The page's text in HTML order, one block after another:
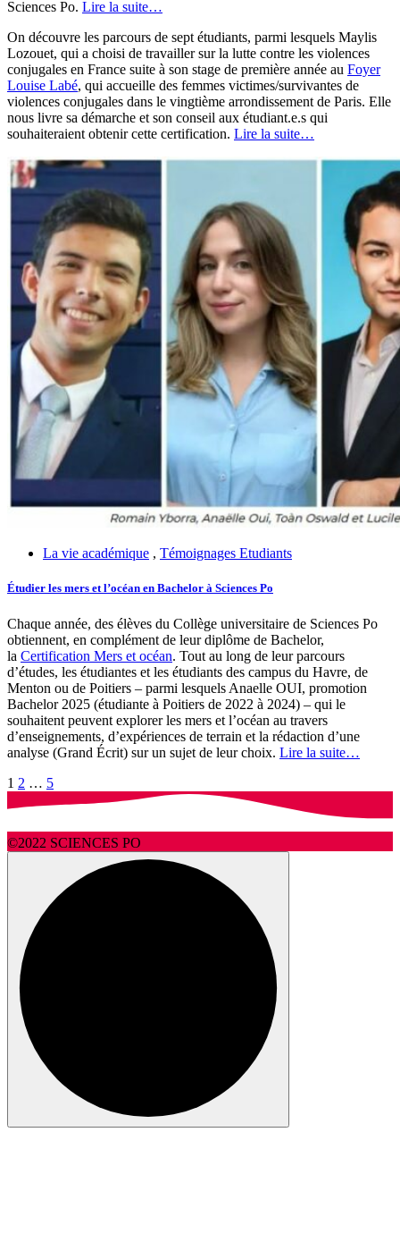
Sciences Po. Lire la suite…
On découvre les parcours de sept étudiants, parmi lesquels Maylis
Lozouet, qui a choisi de travailler sur la lutte contre les violences
conjugales en France suite à son stage de première année au Foyer
Louise Labé, qui accueille des femmes victimes/survivantes de
violences conjugales dans le vingtième arrondissement de Paris. Elle
nous livre sa démarche et son conseil aux étudiant.e.s qui
souhaiteraient obtenir cette certification. Lire la suite…
La vie académique , Témoignages Etudiants
Étudier les mers et l’océan en Bachelor à Sciences Po
Chaque année, des élèves du Collège universitaire de Sciences Po
obtiennent, en complément de leur diplôme de Bachelor,
la Certification Mers et océan. Tout au long de leur parcours
d’études, les étudiantes et les étudiants des campus du Havre, de
Menton ou de Poitiers – parmi lesquels Anaelle OUI, promotion
Bachelor 2025 (étudiante à Poitiers de 2022 à 2024) – qui le
souhaitent peuvent explorer les mers et l’océan au travers
d’enseignements, d’expériences de terrain et la rédaction d’une
analyse (Grand Écrit) sur un sujet de leur choix. Lire la suite…
Pagination
des
publications
1 2 … 5
©2022 SCIENCES PO